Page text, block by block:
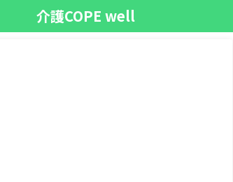
介護COPE well